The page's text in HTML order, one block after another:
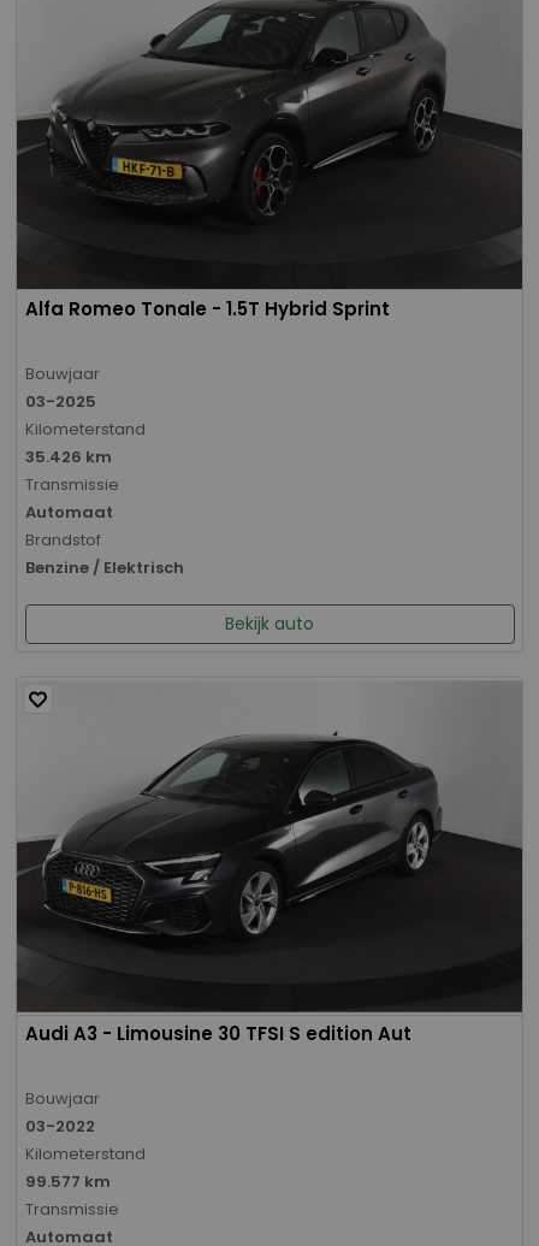
Alfa Romeo Tonale - 1.5T Hybrid Sprint
Bouwjaar
03-2025
Kilometerstand
35.426 km
Transmissie
Automaat
Brandstof
Benzine / Elektrisch
Bekijk auto
Audi A3 - Limousine 30 TFSI S edition Aut
Bouwjaar
03-2022
Kilometerstand
99.577 km
Transmissie
Automaat